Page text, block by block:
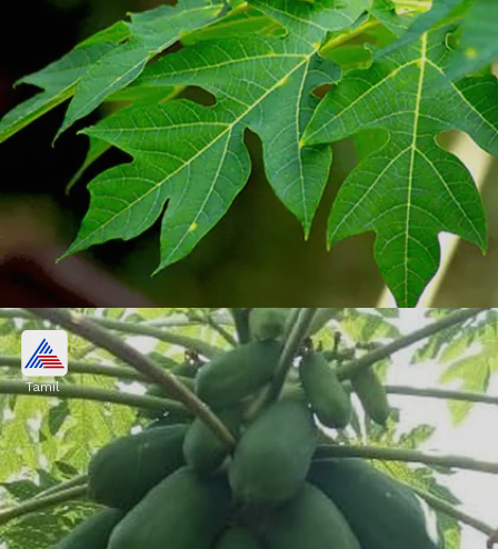
செரிமானப் பிரச்னைக்கு சூப்பர்
தீர்வு
பப்பாளி இலையில் 'கைமோபாபைன்'
(chymopapain) போன்ற என்சைம்கள்
உள்ளன. இவை செரிமானத்தை எளிதாக்கி,
உடலில் ஏற்படும் வீக்கத்தைக்
Tamil